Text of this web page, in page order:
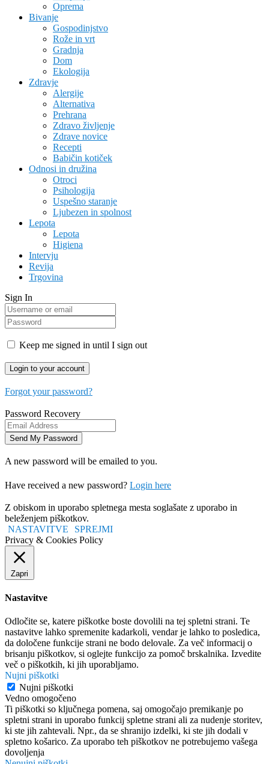
Oprema
Bivanje
Gospodinjstvo
Rože in vrt
Gradnja
Dom
Ekologija
Zdravje
Alergije
Alternativa
Prehrana
Zdravo življenje
Zdrave novice
Recepti
Babičin kotiček
Odnosi in družina
Otroci
Psihologija
Uspešno staranje
Ljubezen in spolnost
Lepota
Lepota
Higiena
Intervju
Revija
Trgovina
Sign In
Keep me signed in until I sign out
Forgot your password?
Password Recovery
A new password will be emailed to you.
Have received a new password? Login here
Z obiskom in uporabo spletnega mesta soglašate z uporabo in
beleženjem piškotkov.
NASTAVITVE
SPREJMI
Privacy & Cookies Policy
Zapri
Nastavitve
Odločite se, katere piškotke boste dovolili na tej spletni strani. Te
nastavitve lahko spremenite kadarkoli, vendar je lahko to posledica,
da določene funkcije strani ne bodo delovale. Za več informacij o
brisanju piškotkov, si oglejte funkcijo za pomoč brskalnika. Izvedite
več o piškotkih, ki jih uporabljamo.
Nujni piškotki
Nujni piškotki
Vedno omogočeno
Ti piškotki so ključnega pomena, saj omogočajo premikanje po
spletni strani in uporabo funkcij spletne strani ali za nudenje storitev,
ki ste jih zahtevali. Npr., da se shranijo izdelki, ki ste jih dodali v
spletno košarico. Za uporabo teh piškotkov ne potrebujemo vašega
dovoljenja